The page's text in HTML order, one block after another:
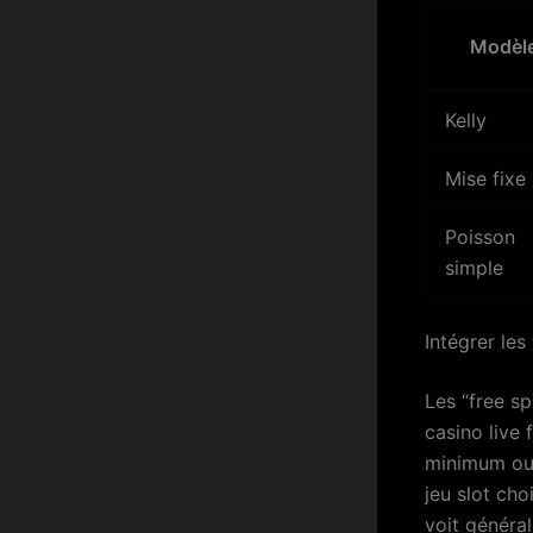
Kelly
Mise fixe
Poisson
simple
Intégrer
Les “free
casino live
minimum
jeu slot
voit